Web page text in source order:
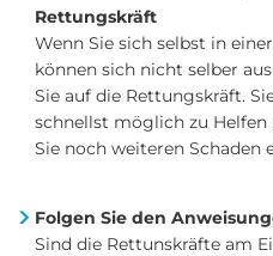
Rettungskräft
Wenn Sie sich selbst in
können sich nicht selber
Sie auf die Rettungskräft.
schnellst möglich zu Helfen
Sie noch weiteren Schaden
Folgen Sie den
Sind die Rettunskräfte am